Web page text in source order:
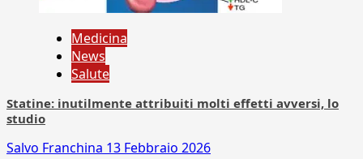
Medicina
News
Salute
Statine: inutilmente attribuiti molti effetti avversi, lo
studio
Salvo Franchina 13 Febbraio 2026